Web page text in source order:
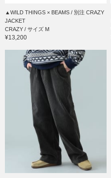
▲WILD THINGS × BEAMS / 別注 CRAZY
JACKET
CRAZY / サイズ M
¥13,200